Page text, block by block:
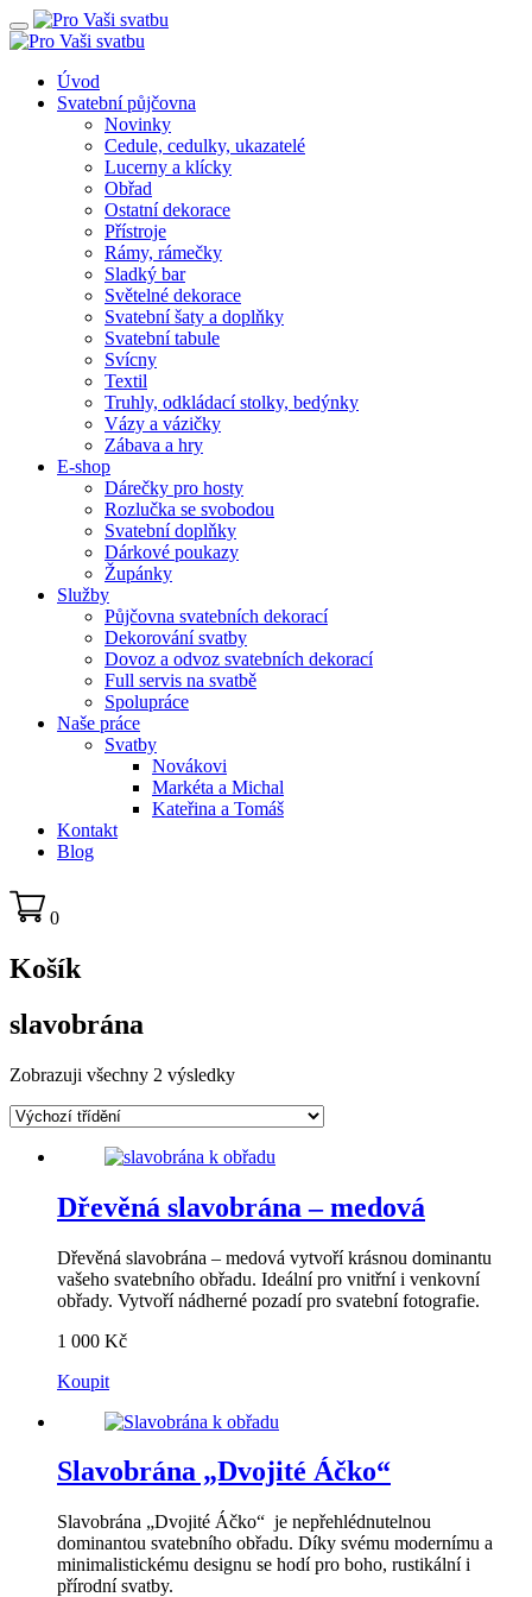
Úvod
Svatební půjčovna
Novinky
Cedule, cedulky, ukazatelé
Lucerny a klícky
Obřad
Ostatní dekorace
Přístroje
Rámy, rámečky
Sladký bar
Světelné dekorace
Svatební šaty a doplňky
Svatební tabule
Svícny
Textil
Truhly, odkládací stolky, bedýnky
Vázy a vázičky
Zábava a hry
E-shop
Dárečky pro hosty
Rozlučka se svobodou
Svatební doplňky
Dárkové poukazy
Župánky
Služby
Půjčovna svatebních dekorací
Dekorování svatby
Dovoz a odvoz svatebních dekorací
Full servis na svatbě
Spolupráce
Naše práce
Svatby
Novákovi
Markéta a Michal
Kateřina a Tomáš
Kontakt
Blog
0
Košík
slavobrána
Zobrazuji všechny 2 výsledky
Dřevěná slavobrána – medová
Dřevěná slavobrána – medová vytvoří krásnou dominantu
vašeho svatebního obřadu. Ideální pro vnitřní i venkovní
obřady. Vytvoří nádherné pozadí pro svatební fotografie.
1 000 Kč
Koupit
Slavobrána „Dvojité Áčko“
Slavobrána „Dvojité Áčko“ je nepřehlédnutelnou
dominantou svatebního obřadu. Díky svému modernímu a
minimalistickému designu se hodí pro boho, rustikální i
přírodní svatby.